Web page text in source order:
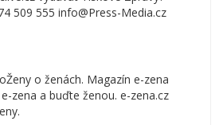
509 555 info@Press-Media.cz
o ženách. Magazín e-zena
zena a buďte ženou. e-zena.cz